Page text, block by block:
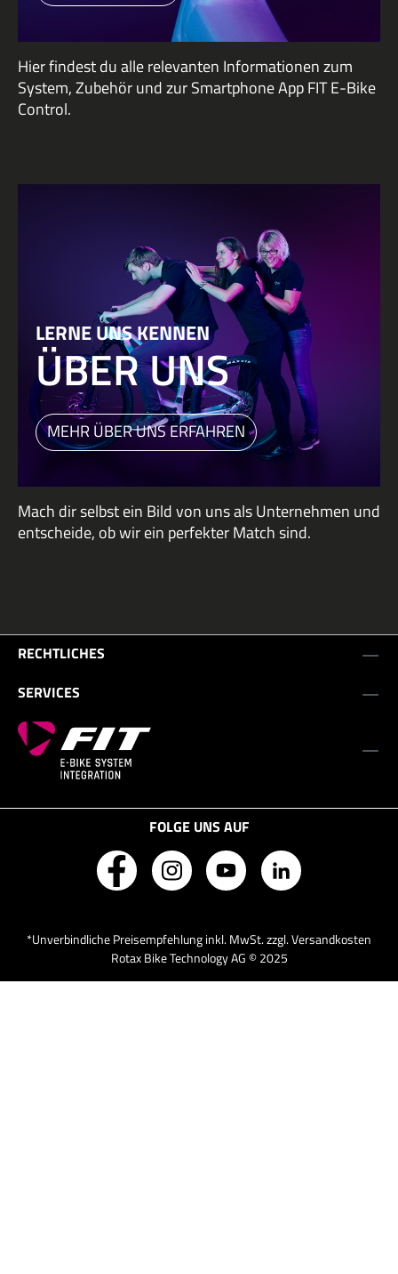
Hier findest du alle relevanten Informationen zum
System, Zubehör und zur Smartphone App FIT E-Bike
Control.
LERNE UNS KENNEN
ÜBER UNS
MEHR ÜBER UNS ERFAHREN
Mach dir selbst ein Bild von uns als Unternehmen und
entscheide, ob wir ein perfekter Match sind.
RECHTLICHES
SERVICES
FOLGE UNS AUF
*Unverbindliche Preisempfehlung inkl. MwSt. zzgl. Versandkosten
Rotax Bike Technology AG © 2025